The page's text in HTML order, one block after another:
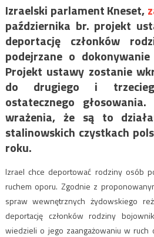
Izraelski parlament Kneset,
października br. projekt
deportację członków
podejrzane o
Projekt ustawy zostanie
do drugiego i
ostatecznego
wrażenia, że są to
stalinowskich czystkach
roku.
Izrael chce deportować rodziny osób
ruchem oporu. Zgodnie z
spraw wewnętrznych żydowskiego
deportację członków rodziny
wiedzieli o jego zaangażowaniu w